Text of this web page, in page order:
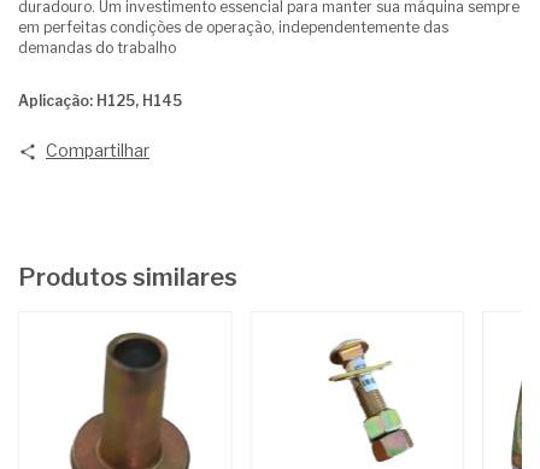
duradouro. Um investimento essencial para manter sua máquina sempre
em perfeitas condições de operação, independentemente das
demandas do trabalho
Aplicação: H125, H145
Compartilhar
Produtos similares